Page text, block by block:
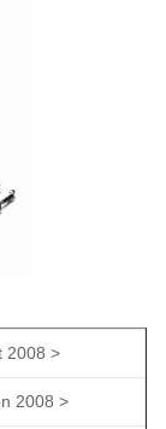
2008 >
2008 >